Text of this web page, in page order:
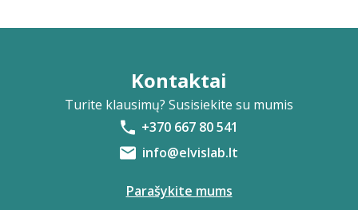
Kontaktai
Turite klausimų? Susisiekite su mumis
+370 667 80 541
info@elvislab.lt
Parašykite mums